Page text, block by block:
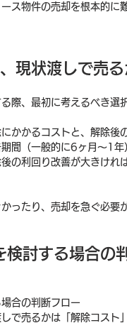
物件の売却を根本的に
現状渡しで売る
、最初に考えるべき選
かるコストと、解除後
（一般的に6ヶ月〜1年
の利回り改善が大きけ
たり、売却を急ぐ必要
検討する場合の
合の判断フロー
で売るかは「解除コス